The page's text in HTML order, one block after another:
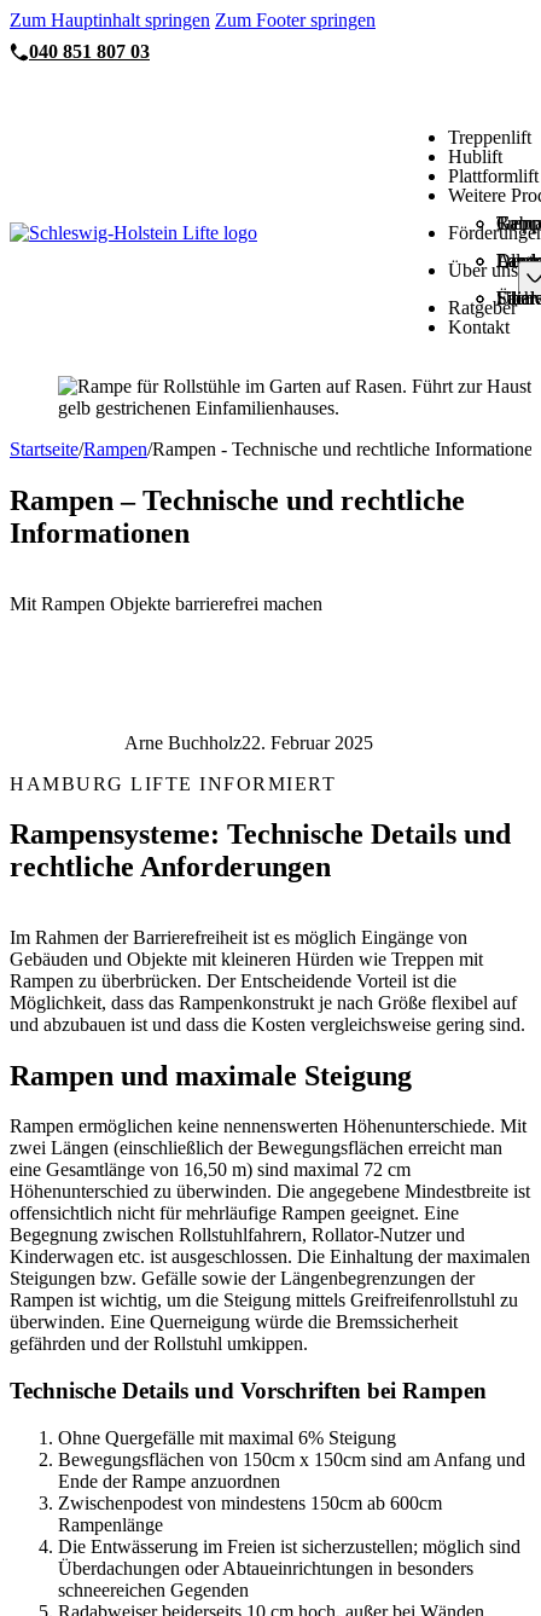
Zum Hauptinhalt springen Zum Footer springen
040 851 807 03
Treppenlift
Hublift
Plattformlift
Weitere
Über uns
Über
Ratgeber
Kontakt
Startseite/Rampen/Rampen - Technische und rechtliche Informationen
Rampen – Technische und rechtliche
Informationen
Mit Rampen Objekte barrierefrei machen
Arne Buchholz22. Februar 2025
HAMBURG LIFTE INFORMIERT
Rampensysteme: Technische Details und
rechtliche Anforderungen
Im Rahmen der Barrierefreiheit ist es möglich Eingänge von
Gebäuden und Objekte mit kleineren Hürden wie Treppen mit
Rampen zu überbrücken. Der Entscheidende Vorteil ist die
Möglichkeit, dass das Rampenkonstrukt je nach Größe flexibel auf
und abzubauen ist und dass die Kosten vergleichsweise gering sind.
Rampen und maximale Steigung
Rampen ermöglichen keine nennenswerten Höhenunterschiede. Mit
zwei Längen (einschließlich der Bewegungsflächen erreicht man
eine Gesamtlänge von 16,50 m) sind maximal 72 cm
Höhenunterschied zu überwinden. Die angegebene Mindestbreite ist
offensichtlich nicht für mehrläufige Rampen geeignet. Eine
Begegnung zwischen Rollstuhlfahrern, Rollator-Nutzer und
Kinderwagen etc. ist ausgeschlossen. Die Einhaltung der maximalen
Steigungen bzw. Gefälle sowie der Längenbegrenzungen der
Rampen ist wichtig, um die Steigung mittels Greifreifenrollstuhl zu
überwinden. Eine Querneigung würde die Bremssicherheit
gefährden und der Rollstuhl umkippen.
Technische Details und Vorschriften bei Rampen
Ohne Quergefälle mit maximal 6% Steigung
Bewegungsflächen von 150cm x 150cm sind am Anfang und
Ende der Rampe anzuordnen
Zwischenpodest von mindestens 150cm ab 600cm
Rampenlänge
Die Entwässerung im Freien ist sicherzustellen; möglich sind
Überdachungen oder Abtaueinrichtungen in besonders
schneereichen Gegenden
Radabweiser beiderseits 10 cm hoch, außer bei Wänden